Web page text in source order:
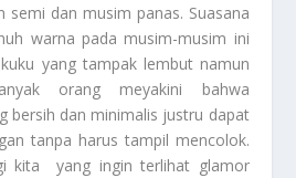
semi dan musim panas. Suasana
warna pada musim-musim ini
yang tampak lembut namun
orang meyakini bahwa
bersih dan minimalis justru dapat
tanpa harus tampil mencolok.
kita yang ingin terlihat glamor